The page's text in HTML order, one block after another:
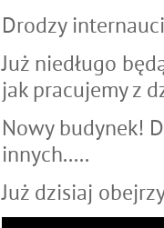
Drodzy
Już niedługo
jak pracujemy z
Nowy budynek!
innych.....
Już dzisiaj